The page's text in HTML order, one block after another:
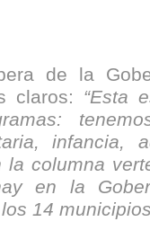
de la
claros: “Esta
infancia,
la columna
en la
14